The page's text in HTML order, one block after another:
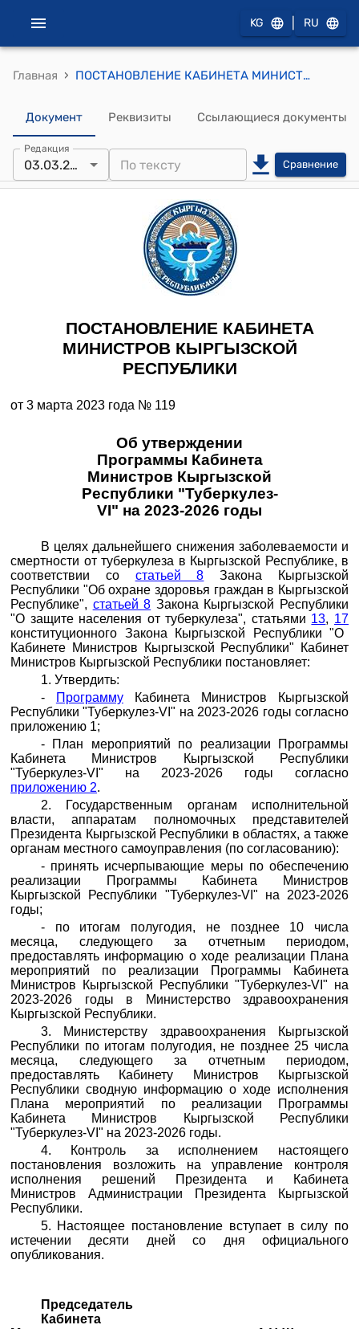
KG RU
Главная › ПОСТАНОВЛЕНИЕ КАБИНЕТА МИНИСТРОВ КЫРГЫЗСКОЙ РЕСПУБЛИКИ от 3 марта 2023 года № 119 "Об утверждении Программы Кабинета Министров Кыргызской Республики "Туберкулез-VI" на 2023-2026 годы"
Документ Реквизиты Ссылающиеся документы
Редакция
03.03.2023 Сравнение